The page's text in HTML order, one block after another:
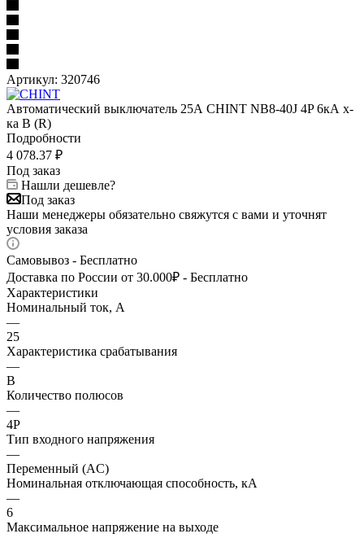
Артикул: 320746
Автоматический выключатель 25А CHINT NB8-40J 4P 6кА х-
ка B (R)
Подробности
4 078.37 ₽
Под заказ
Нашли дешевле?
Под заказ
Наши менеджеры обязательно свяжутся с вами и уточнят
условия заказа
Самовывоз - Бесплатно
Доставка по России от 30.000₽ - Бесплатно
Характеристики
Номинальный ток, А
—
25
Характеристика срабатывания
—
B
Количество полюсов
—
4P
Тип входного напряжения
—
Переменный (AC)
Номинальная отключающая способность, кА
—
6
Максимальное напряжение на выходе